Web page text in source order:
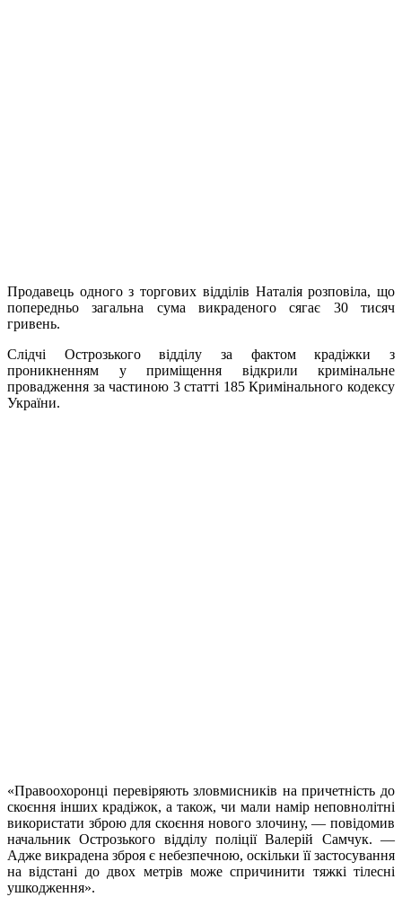
Продавець одного з торгових відділів Наталія розповіла, що
попередньо загальна сума викраденого сягає 30 тисяч
гривень.
Слідчі Острозького відділу за фактом крадіжки з
проникненням у приміщення відкрили кримінальне
провадження за частиною 3 статті 185 Кримінального кодексу
України.
«Правоохоронці перевіряють зловмисників на причетність до
скоєння інших крадіжок, а також, чи мали намір неповнолітні
використати зброю для скоєння нового злочину, — повідомив
начальник Острозького відділу поліції Валерій Самчук. —
Адже викрадена зброя є небезпечною, оскільки її застосування
на відстані до двох метрів може спричинити тяжкі тілесні
ушкодження».